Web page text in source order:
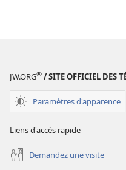
JW.ORG® / SITE OFFICIEL DES
Paramètres d'apparence
Liens d'accès rapide
Demandez une visite